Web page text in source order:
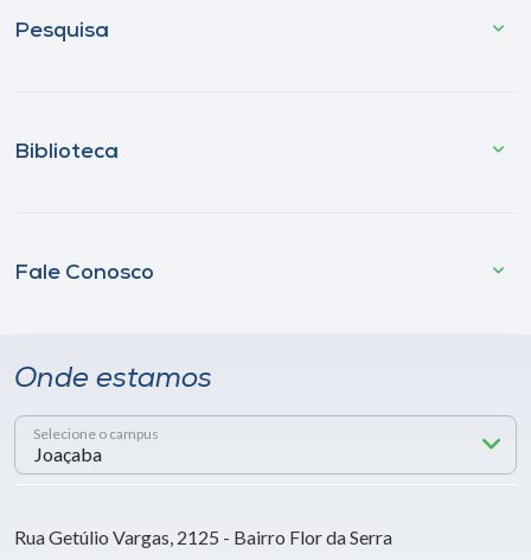
Pesquisa
Biblioteca
Fale Conosco
Onde estamos
Selecione o campus
Rua Getúlio Vargas, 2125 - Bairro Flor da Serra